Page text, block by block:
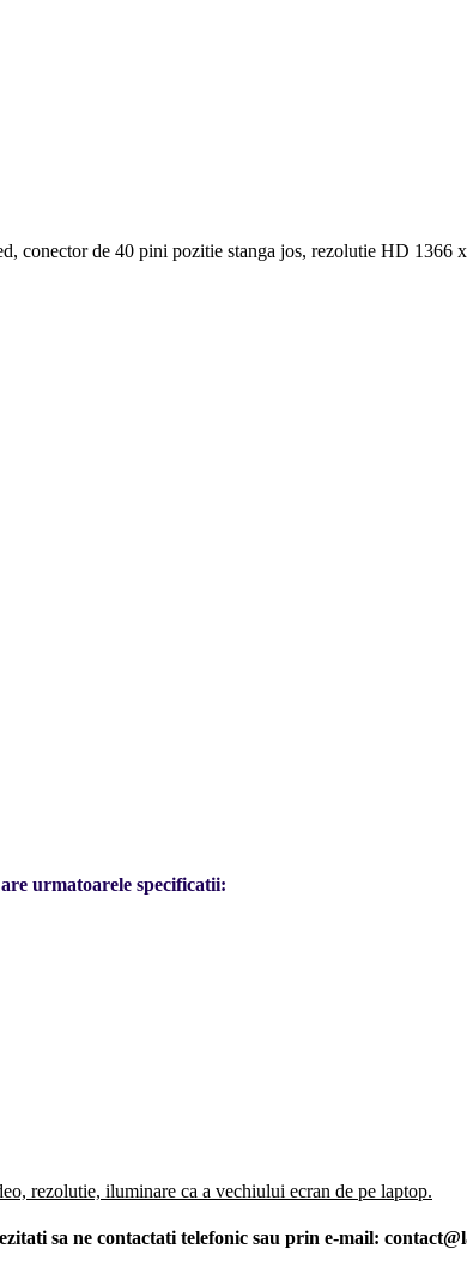
conector de 40 pini pozitie stanga jos, rezolutie HD 1366
urmatoarele specificatii:
rezolutie, iluminare ca a vechiului ecran de pe laptop.
sa ne contactati telefonic sau prin e-mail: